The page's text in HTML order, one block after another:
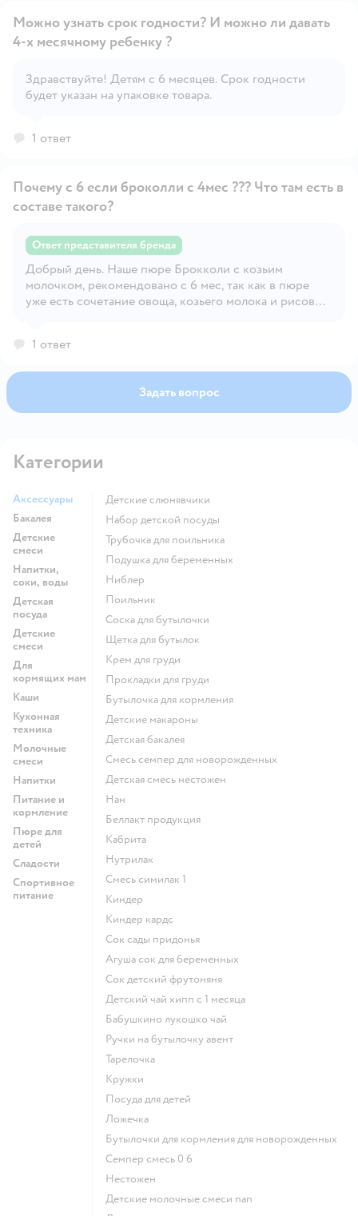
Открыть вопрос
Можно узнать срок годности? И можно ли давать
4-х месячному ребенку ?
Здравствуйте! Детям с 6 месяцев. Срок годности
будет указан на упаковке товара.
1 ответ
Открыть вопрос
Почему с 6 если броколли с 4мес ??? Что там есть в
составе такого?
Ответ представителя бренда
Добрый день. Наше пюре Брокколи с козьим
молочком, рекомендовано с 6 мес, так как в пюре
уже есть сочетание овоща, козьего молока и рисовой
более простые и однокомпонентные продукты, чтоб
1 ответ
Задать вопрос
Категории
Аксессуары
Бакалея
Детские
смеси
Напитки,
соки, воды
Детская
посуда
Детские
смеси
Для
кормящих мам
Каши
Кухонная
техника
Молочные
смеси
Напитки
Питание и
кормление
Пюре для
детей
Сладости
Спортивное
питание
Детские слюнявчики
набор детской посуды
трубочка для поильника
подушка для беременных
ниблер
поильник
соска для бутылочки
щетка для бутылок
крем для груди
прокладки для груди
бутылочка для кормления
детские макароны
детская бакалея
смесь семпер для новорожденных
детская смесь нестожен
нан
беллакт продукция
кабрита
нутрилак
смесь симилак 1
киндер
киндер кардс
сок сады придонья
агуша сок для беременных
сок детский фрутоняня
детский чай хипп с 1 месяца
бабушкино лукошко чай
ручки на бутылочку авент
тарелочка
кружки
посуда для детей
ложечка
бутылочки для кормления для новорожденных
семпер смесь 0 6
нестожен
Детские молочные смеси nan